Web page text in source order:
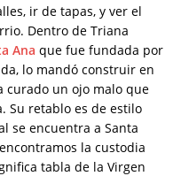
ir de tapas, y ver el
Dentro de Triana
Ana que fue fundada por
lo mandó construir en
curado un ojo malo que
Su retablo es de estilo
se encuentra a Santa
la custodia
tabla de la Virgen